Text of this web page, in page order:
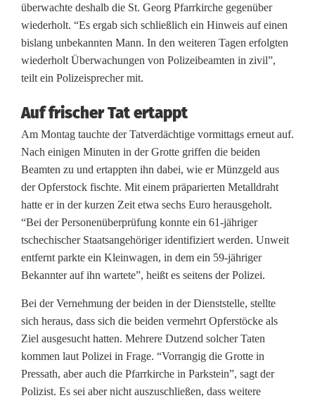
c
k
-
i
e
b
e
:
P
o
l
i
z
e
überwachte deshalb die St. Georg Pfarrkirche gegenüber
wiederholt. “Es ergab sich schließlich ein Hinweis auf einen
bislang unbekannten Mann. In den weiteren Tagen erfolgten
wiederholt Überwachungen von Polizeibeamten in zivil”,
teilt ein Polizeisprecher mit.
Auf frischer Tat ertappt
Am Montag tauchte der Tatverdächtige vormittags erneut auf.
Nach einigen Minuten in der Grotte griffen die beiden
Beamten zu und ertappten ihn dabei, wie er Münzgeld aus
der Opferstock fischte. Mit einem präparierten Metalldraht
hatte er in der kurzen Zeit etwa sechs Euro herausgeholt.
“Bei der Personenüberprüfung konnte ein 61-jähriger
tschechischer Staatsangehöriger identifiziert werden. Unweit
entfernt parkte ein Kleinwagen, in dem ein 59-jähriger
Bekannter auf ihn wartete”, heißt es seitens der Polizei.
Bei der Vernehmung der beiden in der Dienststelle, stellte
sich heraus, dass sich die beiden vermehrt Opferstöcke als
Ziel ausgesucht hatten. Mehrere Dutzend solcher Taten
kommen laut Polizei in Frage. “Vorrangig die Grotte in
Pressath, aber auch die Pfarrkirche in Parkstein”, sagt der
Polizist. Es sei aber nicht auszuschließen, dass weitere